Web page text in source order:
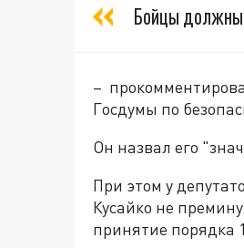
Бойцы должны
–
Госдумы по
Он назвал его
При этом у
Кусайко не
принятие порядка